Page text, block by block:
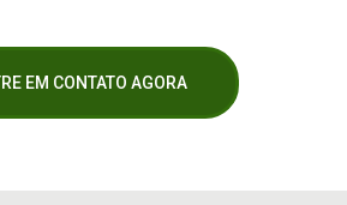
EM CONTATO AGORA